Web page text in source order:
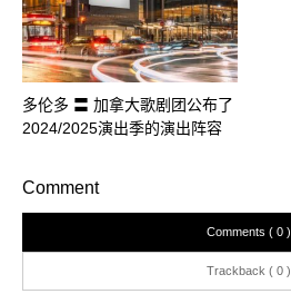
多伦多 〓 加拿大歌剧团公布了
2024/2025演出季的演出阵容
Comment
Comments ( 0 )
Trackback ( 0 )